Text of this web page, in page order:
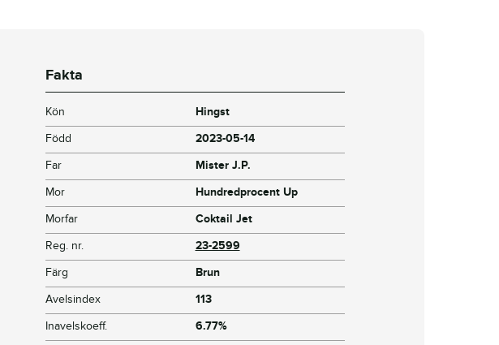
Fakta
Kön
Hingst
Född
2023-05-14
Far
Mister J.P.
Mor
Hundredprocent Up
Morfar
Coktail Jet
Reg. nr.
23-2599
Färg
Brun
Avelsindex
113
Inavelskoeff.
6.77%